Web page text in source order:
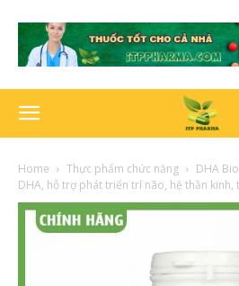
Home Thực phẩm chức năng
DHA
DHA, hỗ trợ phát triển trí não, hệ thần kinh,